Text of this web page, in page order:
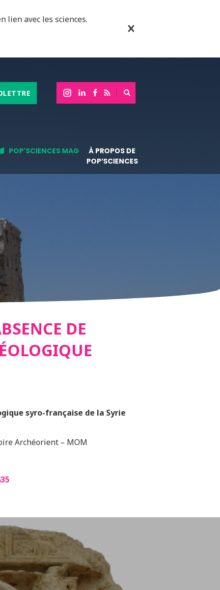
lien avec les sciences.
POP'SCIENCES MAG
À PROPOS DE
POP’SCIENCES
?
DU
DE
syro-française de la Syrie
Archéorient – MOM